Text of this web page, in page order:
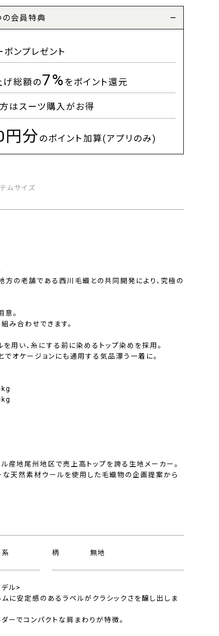
の会員特典
ポンプレゼント
げ総額の7%をポイント還元
はスーツ購入がお得
円分のポイント加算(アプリのみ)
ムサイズ
方の老舗である西川毛織との共同開発により、究極の
。
み合わせできます。
用い、糸にする前に染めるトップ染めを採用。
オケージョンにも通用する気品漂う一着に。
産地尾州地区で売上高トップを誇る生地メーカー。
な天然素材ウールを使用した毛織物の企画提案から
系 柄 無地
ル>
ムに安定感のあるラペルがクラシックさを醸し出しま
ーでコンパクトな肩まわりが特徴。